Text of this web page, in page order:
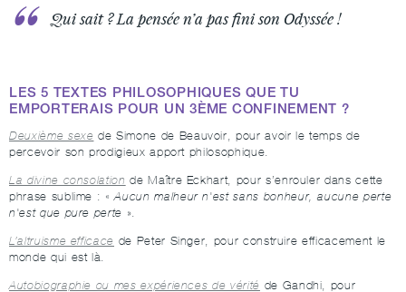
Qui sait ? La pensée n’a pas fini son Odyssée !
LES 5 TEXTES PHILOSOPHIQUES QUE TU
EMPORTERAIS POUR UN 3ÈME CONFINEMENT ?
Deuxième sexe de Simone de Beauvoir, pour avoir le temps de
percevoir son prodigieux apport philosophique.
La divine consolation de Maître Eckhart, pour s’enrouler dans cette
phrase sublime : «Aucun malheur n'est sans bonheur, aucune perte
n'est que pure perte ».
L’altruisme efficace de Peter Singer, pour construire efficacement le
monde qui est là.
Autobiographie ou mes expériences de vérité de Gandhi, pour